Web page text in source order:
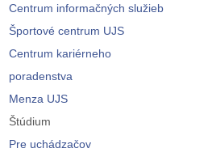
Centrum informačných služieb
Športové centrum UJS
Centrum kariérneho
poradenstva
Menza UJS
Štúdium
Pre uchádzačov